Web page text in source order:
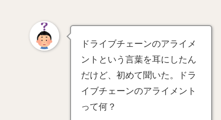
ドライブチェーンのアライメ
ントという言葉を耳にしたん
だけど、初めて聞いた。ドラ
イブチェーンのアライメント
って何？